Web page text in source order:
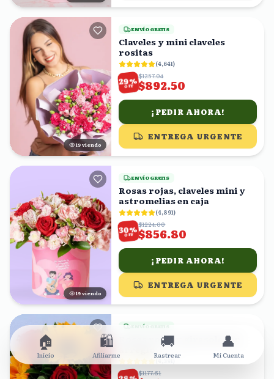
19 viendo
ENVÍO GRATIS
Claveles y mini claveles
rositas
(4,641)
29%
OFF
$1257.04
$892.50
¡PEDIR AHORA!
ENTREGA URGENTE
18 viendo
ENVÍO GRATIS
Rosas rojas, claveles mini y
astromelias en caja
(4,891)
30%
OFF
$1224.00
$856.80
¡PEDIR AHORA!
ENTREGA URGENTE
ENVÍO GRATIS
Rosas rojas y girasoles en
$1177.61
🏠
Inicio
🛍️
Afiliarme
🚚
Rastrear
👤
Mi Cuenta